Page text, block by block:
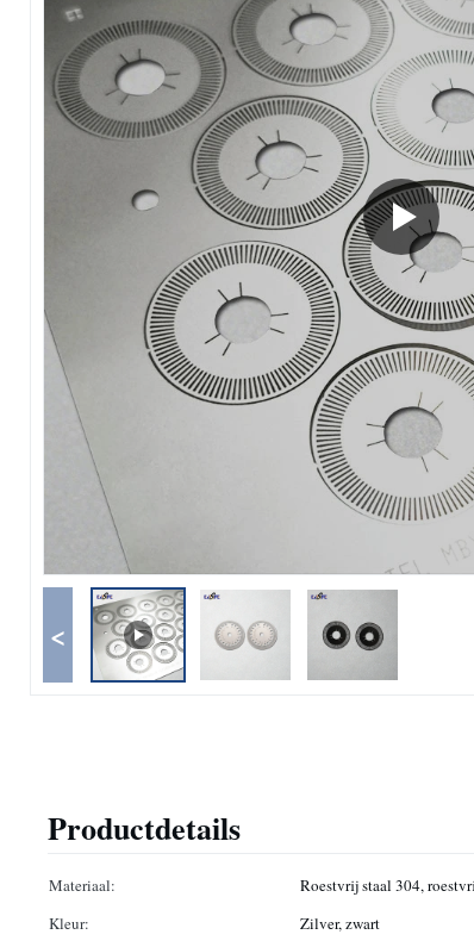
<
Productdetails
Materiaal: Roestvrij staal 304,
Kleur:
Zilver, zwart